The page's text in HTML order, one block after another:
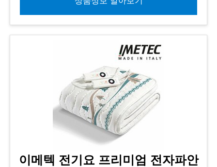
이메텍 전기요 프리미엄 전자파안